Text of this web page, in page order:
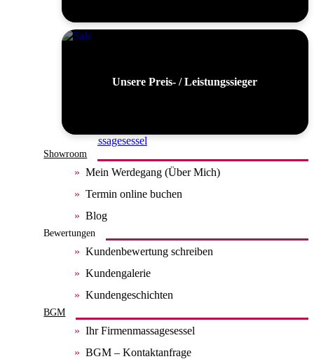
Unsere Preis- / Leistungssieger
Alle Massagesessel
Showroom
Mein Werdegang (Über Mich)
Termin online buchen
Blog
Bewertungen
Kundenbewertung schreiben
Kundengalerie
Kundengeschichten
BGM
Ihr Firmenmassagesessel
BGM – Kontaktanfrage